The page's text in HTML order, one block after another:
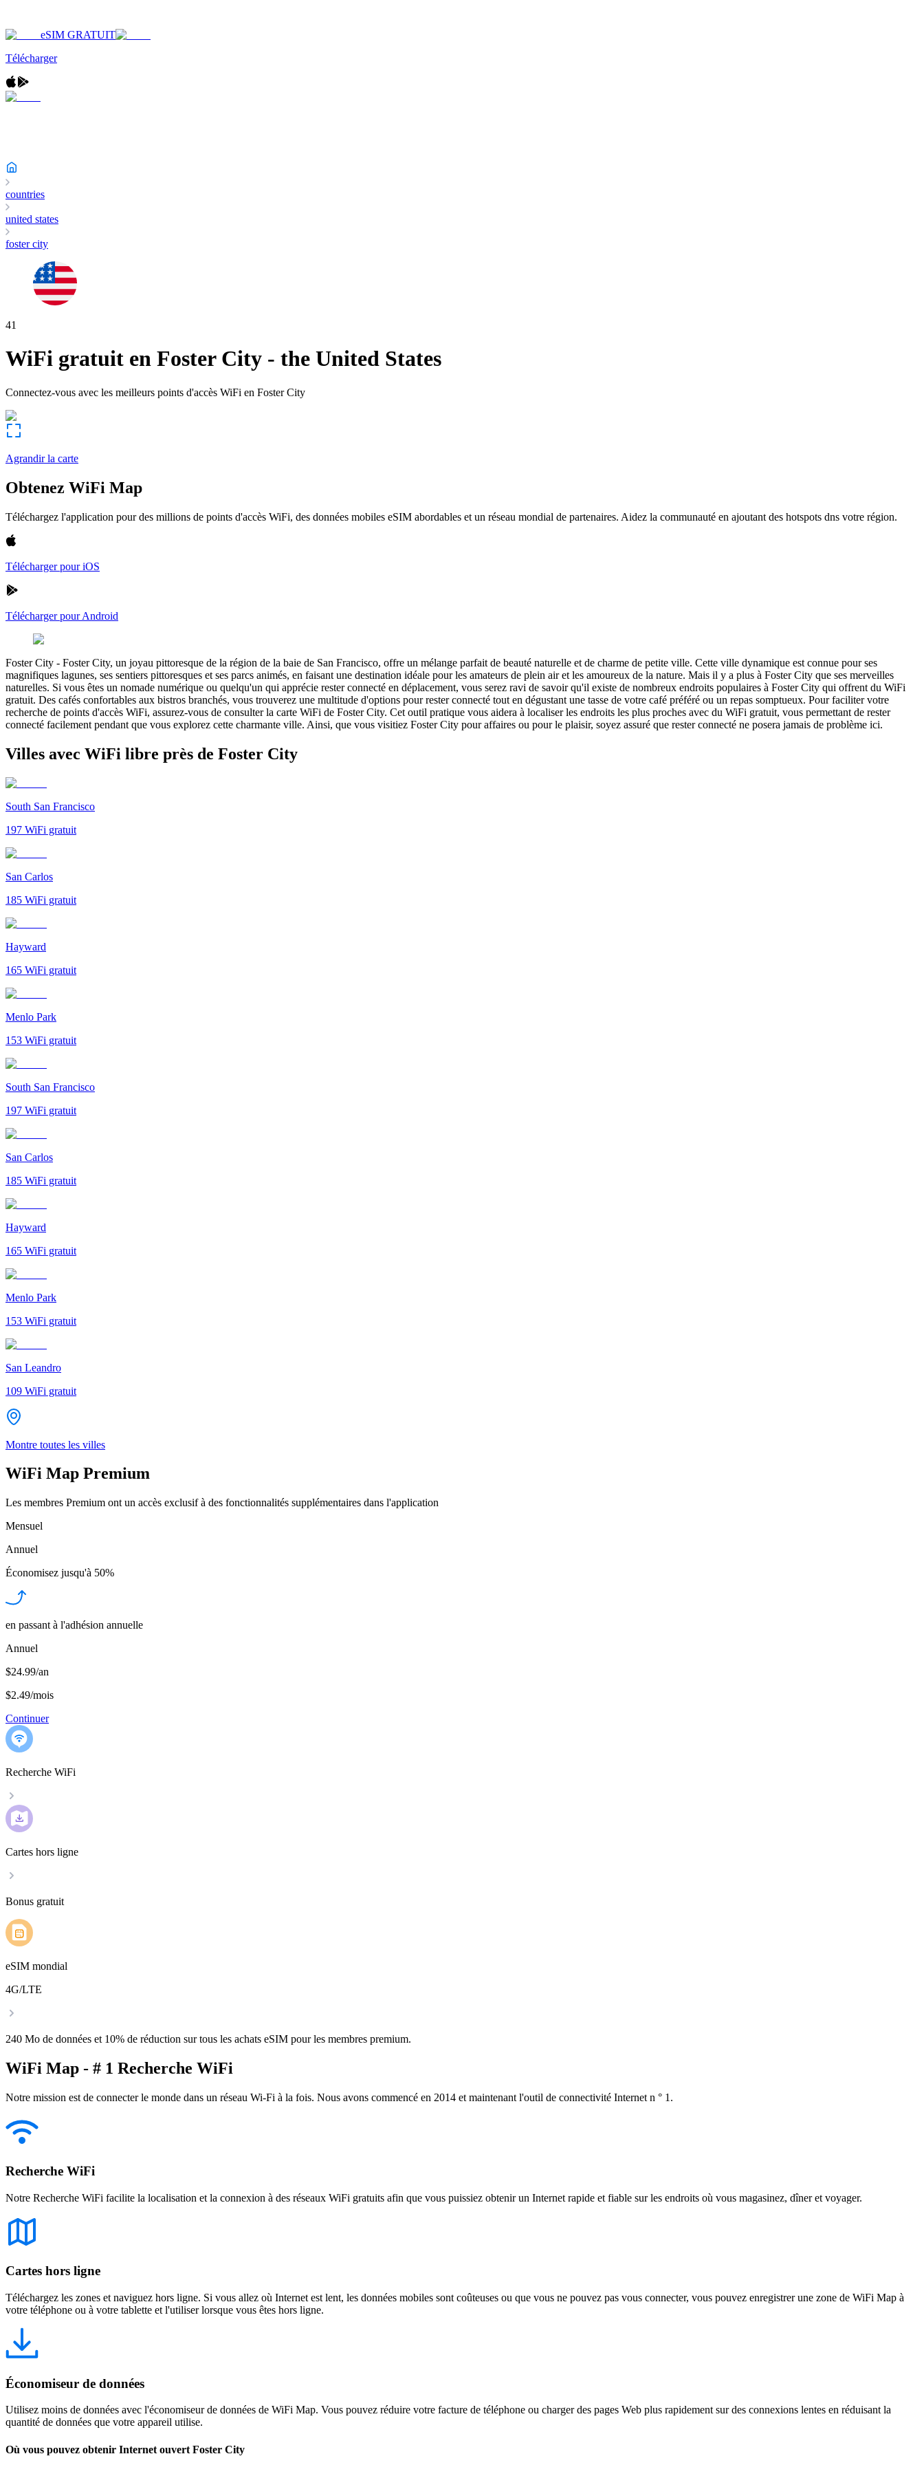
eSIM GRATUIT
Télécharger
countries
united states
foster city
41
WiFi gratuit en Foster City - the United States
Connectez-vous avec les meilleurs points d'accès WiFi en Foster City
Agrandir la carte
Obtenez WiFi Map
Téléchargez l'application pour des millions de points d'accès WiFi, des données mobiles eSIM abordables et un réseau mondial de partenaires. Aidez la communauté en ajoutant des hotspots dns votre région.
Télécharger pour iOS
Télécharger pour Android
Foster City - Foster City, un joyau pittoresque de la région de la baie de San Francisco, offre un mélange parfait de beauté naturelle et de charme de petite ville. Cette ville dynamique est connue pour ses
magnifiques lagunes, ses sentiers pittoresques et ses parcs animés, en faisant une destination idéale pour les amateurs de plein air et les amoureux de la nature. Mais il y a plus à Foster City que ses merveilles
naturelles. Si vous êtes un nomade numérique ou quelqu'un qui apprécie rester connecté en déplacement, vous serez ravi de savoir qu'il existe de nombreux endroits populaires à Foster City qui offrent du WiFi
gratuit. Des cafés confortables aux bistros branchés, vous trouverez une multitude d'options pour rester connecté tout en dégustant une tasse de votre café préféré ou un repas somptueux. Pour faciliter votre
recherche de points d'accès WiFi, assurez-vous de consulter la carte WiFi de Foster City. Cet outil pratique vous aidera à localiser les endroits les plus proches avec du WiFi gratuit, vous permettant de rester
connecté facilement pendant que vous explorez cette charmante ville. Ainsi, que vous visitiez Foster City pour affaires ou pour le plaisir, soyez assuré que rester connecté ne posera jamais de problème ici.
Villes avec WiFi libre près de Foster City
South San Francisco
197 WiFi gratuit
San Carlos
185 WiFi gratuit
Hayward
165 WiFi gratuit
Menlo Park
153 WiFi gratuit
South San Francisco
197 WiFi gratuit
San Carlos
185 WiFi gratuit
Hayward
165 WiFi gratuit
Menlo Park
153 WiFi gratuit
San Leandro
109 WiFi gratuit
Montre toutes les villes
WiFi Map Premium
Les membres Premium ont un accès exclusif à des fonctionnalités supplémentaires dans l'application
Mensuel
Annuel
Économisez jusqu'à 50%
en passant à l'adhésion annuelle
Annuel
$24.99/an
$2.49/mois
Continuer
Recherche WiFi
Cartes hors ligne
Bonus gratuit
eSIM mondial
4G/LTE
240 Mo de données et 10% de réduction sur tous les achats eSIM pour les membres premium.
WiFi Map - # 1 Recherche WiFi
Notre mission est de connecter le monde dans un réseau Wi-Fi à la fois. Nous avons commencé en 2014 et maintenant l'outil de connectivité Internet n ° 1.
Recherche WiFi
Notre Recherche WiFi facilite la localisation et la connexion à des réseaux WiFi gratuits afin que vous puissiez obtenir un Internet rapide et fiable sur les endroits où vous magasinez, dîner et voyager.
Cartes hors ligne
Téléchargez les zones et naviguez hors ligne. Si vous allez où Internet est lent, les données mobiles sont coûteuses ou que vous ne pouvez pas vous connecter, vous pouvez enregistrer une zone de WiFi Map à
votre téléphone ou à votre tablette et l'utiliser lorsque vous êtes hors ligne.
Économiseur de données
Utilisez moins de données avec l'économiseur de données de WiFi Map. Vous pouvez réduire votre facture de téléphone ou charger des pages Web plus rapidement sur des connexions lentes en réduisant la
quantité de données que votre appareil utilise.
Où vous pouvez obtenir Internet ouvert Foster City